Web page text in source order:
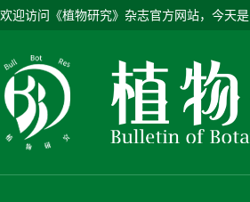
欢迎访问《植物研究》杂志官方网站，今天是